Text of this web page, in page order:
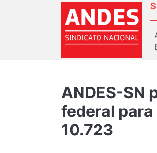
ANDES-SN
federal
10.723